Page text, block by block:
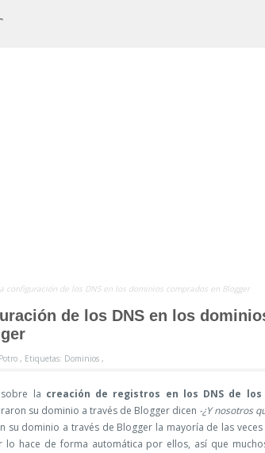
configuración de los DNS en los dominios comprados en Blogger
de los DNS en los
, Etiquetas: Dominios ,
la creación de registros en los DNS de los
su dominio a través de Blogger dicen -¿Y nosotros
su dominio a través de Blogger la mayoría de las veces
lo hace de forma automática por ellos, así que